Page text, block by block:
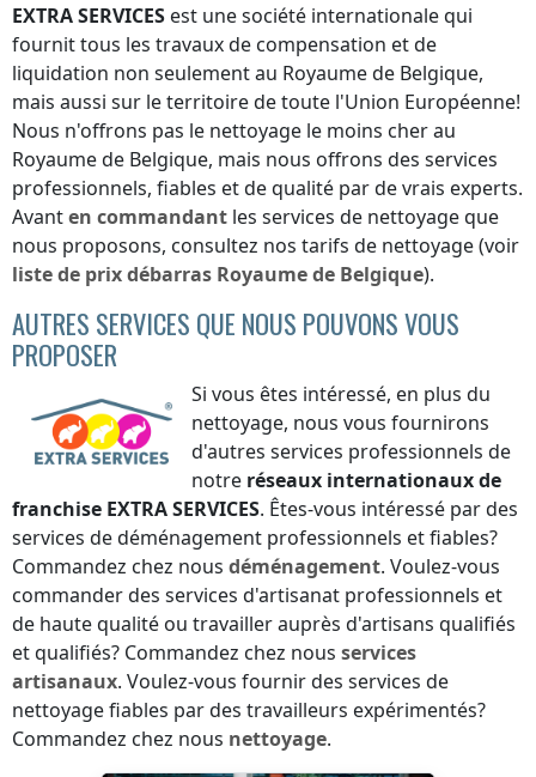
EXTRA SERVICES est une société internationale qui
fournit tous les travaux de compensation et de
liquidation non seulementau Royaume de Belgique,
mais aussi sur le territoire de toute l'Union Européenne!
Nous n'offrons pas le nettoyage le moins cherau
Royaume de Belgique, mais nous offrons des services
professionnels, fiables et de qualité par de vrais experts.
Avanten commandant les services de nettoyage que
nous proposons, consultez nos tarifs de nettoyage (voir
liste de prixdébarras Royaume de Belgique).
AUTRES SERVICES QUE NOUS POUVONS VOUS
PROPOSER
Si vous êtes intéressé, en plus du
nettoyage, nous vous fournirons
d'autres services professionnels de
notre réseaux internationaux de
franchise EXTRA SERVICES. Êtes-vous intéressé par des
services de déménagement professionnels et fiables?
Commandez chez nous déménagement. Voulez-vous
commander des services d'artisanat professionnels et
de haute qualité ou travailler auprès d'artisans qualifiés
et qualifiés? Commandez chez nous services
artisanaux. Voulez-vous fournir des services de
nettoyage fiables par des travailleurs expérimentés?
Commandez chez nous nettoyage.